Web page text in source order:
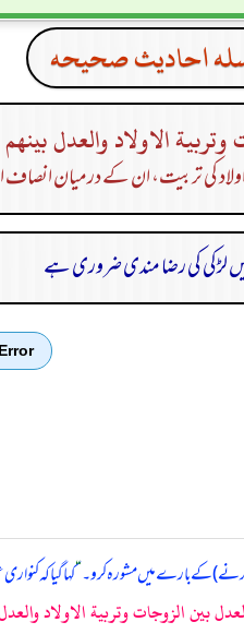
احاديث صحيحه
وتربية الاولاد والعدل
کی تربیت، ان کے درمیان
لڑکی کی رضا مندی ضروری ہے
کے بارے میں مشورہ کرو۔“کہا گیا کہ
الزوجات وتربية الاولاد والعدل